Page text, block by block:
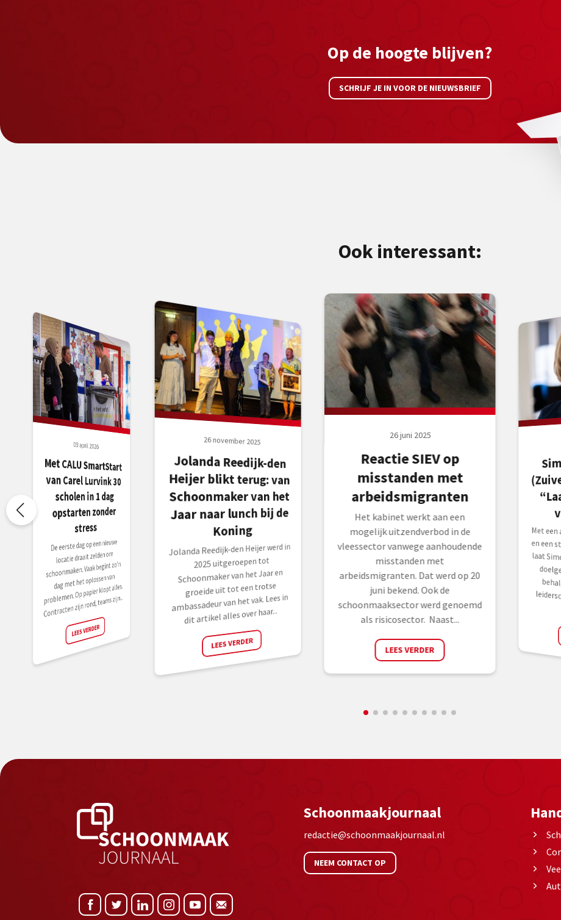
Op de hoogte blijven?
SCHRIJF JE IN VOOR DE NIEUWSBRIEF
Ook interessant:
09 april 2026
Met CALU SmartStart
van Carel Lurvink 30
scholen in 1 dag
opstarten zonder
stress
De eerste dag op een nieuwe
locatie draait zelden om
schoonmaken. Vaak begint zo’n
dag met het oplossen van
problemen. Op papier klopt alles.
Contracten zijn rond, teams zijn...
LEES VERDER
26 november 2025
Jolanda Reedijk-den
Heijer blikt terug: van
Schoonmaker van het
Jaar naar lunch bij de
Koning
Jolanda Reedijk-den Heijer werd in
2025 uitgeroepen tot
Schoonmaker van het Jaar en
groeide uit tot een trotse
ambassadeur van het vak. Lees in
dit artikel alles over haar...
LEES VERDER
26 juni 2025
Reactie SIEV op
misstanden met
arbeidsmigranten
Het kabinet werkt aan een
mogelijk uitzendverbod in de
vleessector vanwege aanhoudende
misstanden met
arbeidsmigranten. Dat werd op 20
juni bekend. Ook de
schoonmaaksector werd genoemd
als risicosector. Naast...
LEES VERDER
Met
en een
laat
Schoonmaakjournaal
redactie@schoonmaakjournaal.nl
NEEM CONTACT OP